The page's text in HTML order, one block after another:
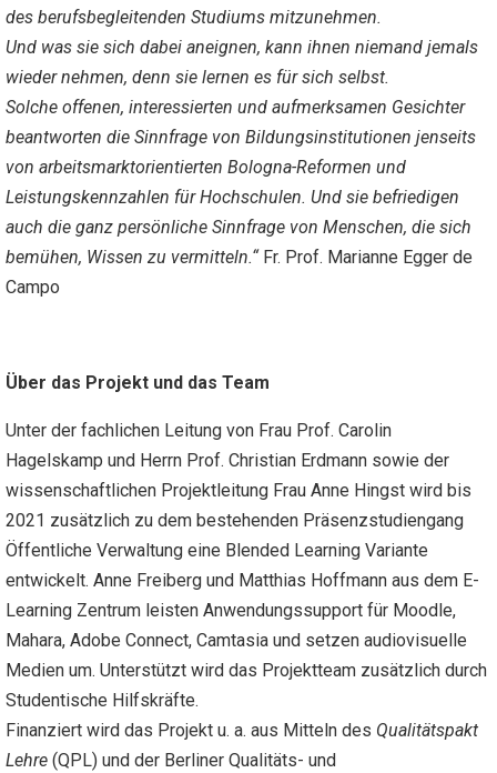
des berufsbegleitenden Studiums mitzunehmen.
Und was sie sich dabei aneignen, kann ihnen niemand jemals
wieder nehmen, denn sie lernen es für sich selbst.
Solche offenen, interessierten und aufmerksamen Gesichter
beantworten die Sinnfrage von Bildungsinstitutionen jenseits
von arbeitsmarktorientierten Bologna-Reformen und
Leistungskennzahlen für Hochschulen. Und sie befriedigen
auch die ganz persönliche Sinnfrage von Menschen, die sich
bemühen, Wissen zu vermitteln.“ Fr. Prof. Marianne Egger de
Campo
Über das Projekt und das Team
Unter der fachlichen Leitung von Frau Prof. Carolin
Hagelskamp und Herrn Prof. Christian Erdmann sowie der
wissenschaftlichen Projektleitung Frau Anne Hingst wird bis
2021 zusätzlich zu dem bestehenden Präsenzstudiengang
Öffentliche Verwaltung eine Blended Learning Variante
entwickelt. Anne Freiberg und Matthias Hoffmann aus dem E-
Learning Zentrum leisten Anwendungssupport für Moodle,
Mahara, Adobe Connect, Camtasia und setzen audiovisuelle
Medien um. Unterstützt wird das Projektteam zusätzlich durch
Studentische Hilfskräfte.
Finanziert wird das Projekt u. a. aus Mitteln des Qualitätspakt
Lehre (QPL) und der Berliner Qualitäts- und